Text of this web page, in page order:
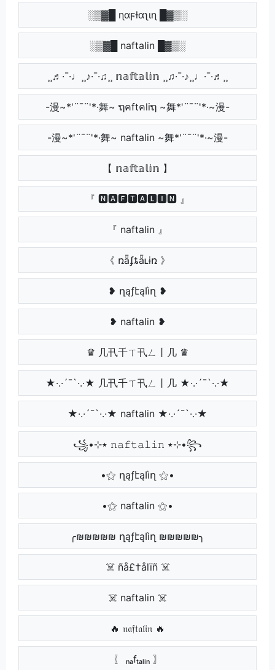
░▒▓█ ɳαϝƚαʅιɳ █▓▒░
░▒▓█ naftalin █▓▒░
¸¸♬·¯·♩¸¸♪·¯·♫¸¸ 𝕟𝕒𝕗𝕥𝕒𝕝𝕚𝕟 ¸¸♫·¯·♪¸¸♩·¯·♬¸¸
-漫~*'¨¯¨'*·舞~ ຖคftคliຖ ~舞*'¨¯¨'*·~漫-
-漫~*'¨¯¨'*·舞~ naftalin ~舞*'¨¯¨'*·~漫-
【 𝕟𝕒𝕗𝕥𝕒𝕝𝕚𝕟 】
『 🅽🅰🅵🆃🅰🅻🅸🅽 』
『 naftalin 』
《 ռǟʄȶǟʟɨռ 》
❥ ղąƒէąӀìղ ❥
❥ naftalin ❥
♛ 几卂千ㄒ卂ㄥ丨几 ♛
★·.·´¯`·.·★ 几卂千ㄒ卂ㄥ丨几 ★·.·´¯`·.·★
★·.·´¯`·.·★ naftalin ★·.·´¯`·.·★
꧁•⊹٭ 𝚗𝚊𝚏𝚝𝚊𝚕𝚒𝚗 ٭⊹•꧂
•⚝ ղąƒէąӀìղ ⚝•
•⚝ naftalin ⚝•
╭₪₪₪₪₪ ղąƒէąӀìղ ₪₪₪₪₪╮
☠️ ñå£†ålïñ ☠️
☠️ naftalin ☠️
🔥 𝔫𝔞𝔣𝔱𝔞𝔩𝔦𝔫 🔥
〖 ₙₐfₜₐₗᵢₙ 〗